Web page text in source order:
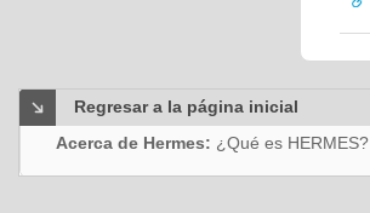
Regresar a la página inicial
Acerca de Hermes: ¿Qué es HERMES?